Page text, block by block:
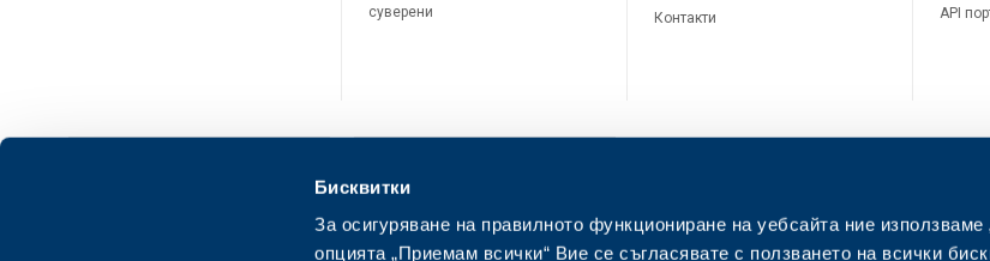
Бисквитки
За осигуряване на правилното функциониране на уебсайта ние използваме
опцията „Приемам всички“ Вие се съгласявате с ползването на всички
суверени
Контакти
API
ОББ Мобайл